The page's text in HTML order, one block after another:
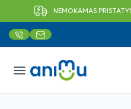
NEMOKAMAS
menu